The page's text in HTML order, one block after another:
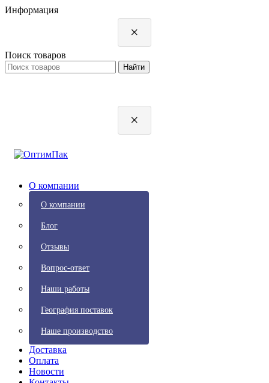
Информация
×
Поиск товаров
×
О компании
О компании
Блог
Отзывы
Вопрос-ответ
Наши работы
География поставок
Наше производство
Доставка
Оплата
Новости